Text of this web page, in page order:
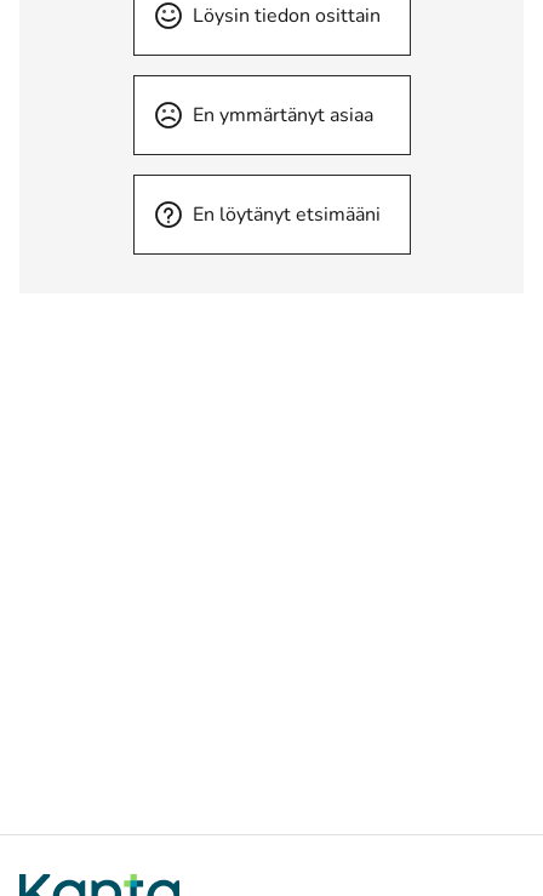
Löysin tiedon osittain
En ymmärtänyt asiaa
En löytänyt etsimääni